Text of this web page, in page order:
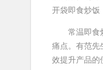
开袋即食炒饭
常温即食炒
痛点。有范先
效提升产品的